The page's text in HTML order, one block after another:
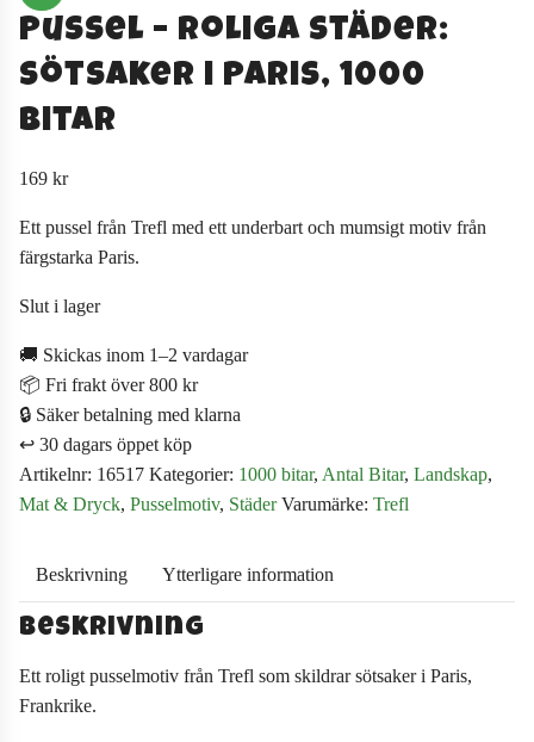
Pussel – Roliga Städer:
Sötsaker i Paris, 1000
Bitar
169 kr
Ett pussel från Trefl med ett underbart och mumsigt motiv från
färgstarka Paris.
Slut i lager
🚚 Skickas inom 1–2 vardagar
📦 Fri frakt över 800 kr
🔒 Säker betalning med klarna
↩️ 30 dagars öppet köp
Artikelnr: 16517 Kategorier: 1000 bitar, Antal Bitar, Landskap,
Mat & Dryck, Pusselmotiv, Städer Varumärke: Trefl
Beskrivning Ytterligare information
Beskrivning
Ett roligt pusselmotiv från Trefl som skildrar sötsaker i Paris,
Frankrike.